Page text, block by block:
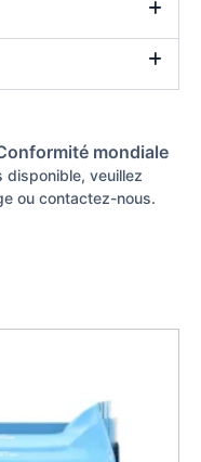
mondiale
disponible, veuillez
ou contactez-nous.